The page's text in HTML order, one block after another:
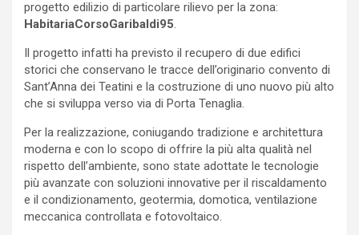
progetto edilizio di particolare rilievo per la zona:
HabitariaCorsoGaribaldi95.
Il progetto infatti ha previsto il recupero di due edifici
storici che conservano le tracce dell’originario convento di
Sant’Anna dei Teatini e la costruzione di uno nuovo più alto
che si sviluppa verso via di Porta Tenaglia.
Per la realizzazione, coniugando tradizione e architettura
moderna e con lo scopo di offrire la più alta qualità nel
rispetto dell’ambiente, sono state adottate le tecnologie
più avanzate con soluzioni innovative per il riscaldamento
e il condizionamento, geotermia, domotica, ventilazione
meccanica controllata e fotovoltaico.